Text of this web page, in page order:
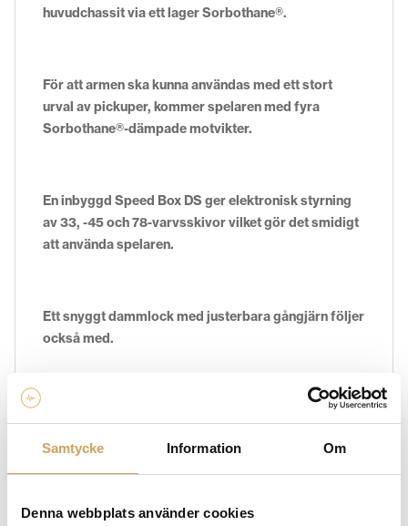
Samtycke Information Om
Denna webbplats använder cookies
huvudchassit via ett lager Sorbothane®.
För att armen ska kunna användas med ett stort
urval av pickuper, kommer spelaren med fyra
Sorbothane®-dämpade motvikter.
En inbyggd Speed Box DS ger elektronisk styrning
av 33, -45 och 78-varvsskivor vilket gör det smidigt
att använda spelaren.
Ett snyggt dammlock med justerbara gångjärn följer
också med.
Speed